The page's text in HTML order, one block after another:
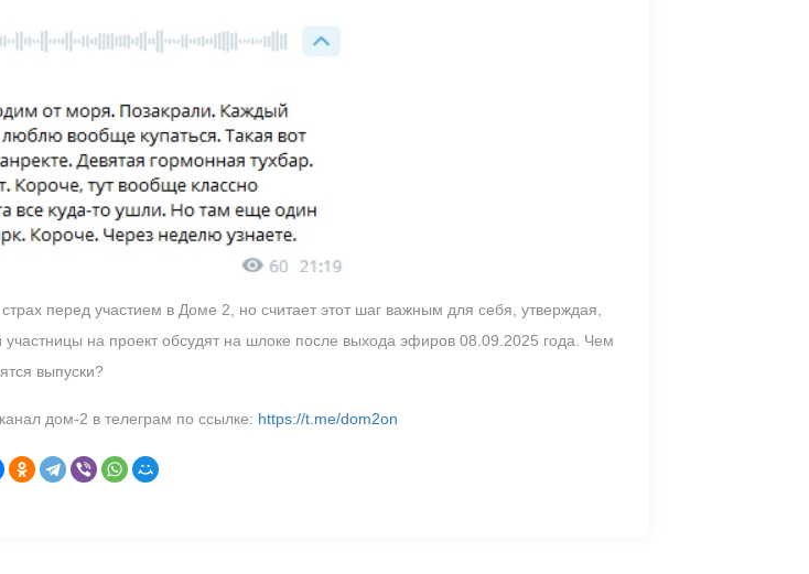
перед участием в Доме 2, но считает этот шаг важным для себя, утверждая,
на проект обсудят на шлоке после выхода эфиров 08.09.2025 года. Чем
выпуски?
дом-2 в телеграм по ссылке: https://t.me/dom2on